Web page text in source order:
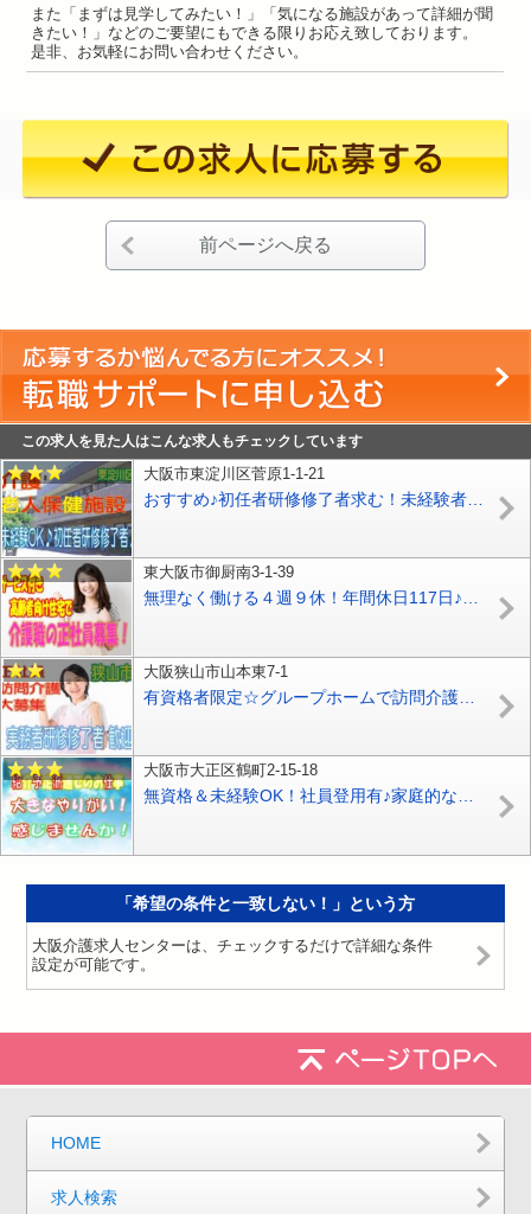
また「まずは見学してみたい！」「気になる施設があって詳細が聞
きたい！」などのご要望にもできる限りお応え致しております。
是非、お気軽にお問い合わせください。
前ページへ戻る
この求人を見た人はこんな求人もチェックしています
大阪市東淀川区菅原1-1-21
東大阪市御厨南3-1-39
無理なく働ける４週９休！年間休日117日♪サ高住での介護職員大募集！介護福祉士必見♪資格取得支援制度あり♪お気軽にご応募下さい^^【東大阪市】【正社員】【ID：1259-ho-kf-s-s】
大阪狭山市山本東7-1
大阪市大正区鶴町2-15-18
無資格＆未経験OK！社員登用有♪家庭的な雰囲気を重視した介護老人保健施設です【大正区】【紹介予定派遣】【ID：1105-ots-n0-h-syh】
「希望の条件と一致しない！」という方
大阪介護求人センターは、チェックするだけで詳細な条件
設定が可能です。
HOME
求人検索